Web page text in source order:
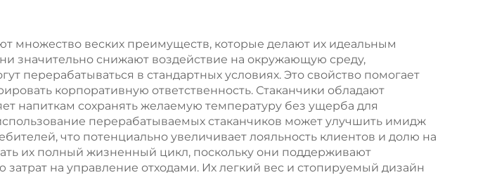
возможностью
нанесения принта
рождественской
еды в пластиковую
упаковку
множество веских преимуществ, которые делают их идеальным
значительно снижают воздействие на окружающую среду,
перерабатываться в стандартных условиях. Это свойство помогает
корпоративную ответственность. Стаканчики обладают
напиткам сохранять желаемую температуру без ущерба для
перерабатываемых стаканчиков может улучшить имидж
что потенциально увеличивает лояльность клиентов и долю на
их полный жизненный цикл, поскольку они поддерживают
на управление отходами. Их легкий вес и стопируемый дизайн